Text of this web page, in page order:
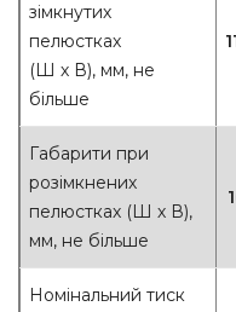
зімкнутих
пелюстках
(Ш х В), мм, не
більше
Габарити при
розімкнених
пелюстках (Ш х В),
мм, не більше
Номінальний тиск